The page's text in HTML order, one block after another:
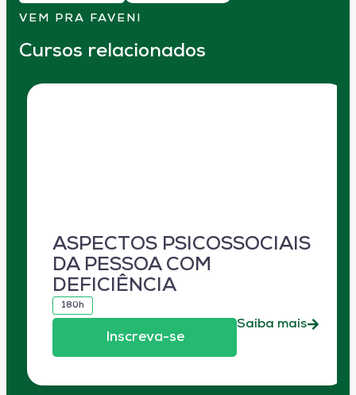
VEM PRA FAVENI
Cursos relacionados
ASPECTOS PSICOSSOCIAIS
DA PESSOA COM
DEFICIÊNCIA
180h
Inscreva-se
Saiba mais